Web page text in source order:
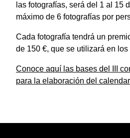
las fotografías, será del 1 al 15
máximo de 6 fotografías por
Cada fotografía tendrá un
de 150 €, que se utilizará en
Conoce aquí las bases del III
para la elaboración del